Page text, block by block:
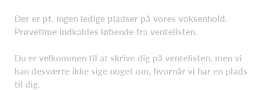
Der er pt. ingen ledige pladser på vores voksenhold.
Prøvetime indkaldes løbende fra ventelisten.
Du er velkommen til at skrive dig på ventelisten, men vi
kan desværre ikke sige noget om, hvornår vi har en plads
til dig.